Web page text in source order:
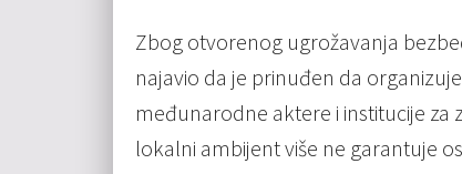
Zbog otvorenog ugrožavanja
najavio da je prinuđen da
međunarodne aktere i institucije
lokalni ambijent više ne garantuje